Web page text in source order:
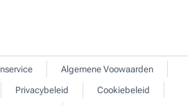
Algemene Voowaarden
Privacybeleid
Cookiebeleid